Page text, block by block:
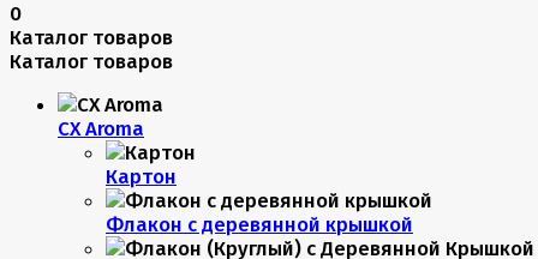
0
Каталог товаров
Каталог товаров
CX Aroma
Картон
Флакон с деревянной крышкой